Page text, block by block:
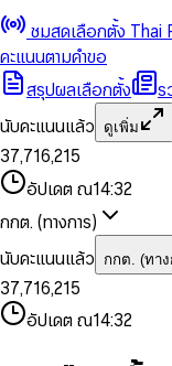
ชมสดเลือกตั้ง Thai
คะแนนตามคำขอ
สรุปผลเลือกตั้ง
ร
นับคะแนนแล้ว
ดูเพิ่ม
0
1
2
3
4
5
6
8
9
0
1
2
3
4
5
6
7
8
9
,
0
1
2
4
6
7
8
9
0
1
2
3
4
5
6
7
8
9
0
1
3
5
6
7
8
9
,
1
2
4
5
7
8
9
0
1
3
4
6
7
8
9
0
2
3
4
5
7
8
อัปเดต ณ14:32
กกต. (ทางการ)
นับคะแนนแล้ว
กกต. (ทาง
0
1
2
3
4
5
0
1
2
4
5
6
7
8
9
,
0
1
2
4
6
7
8
9
0
1
2
3
0
1
3
5
6
7
8
,
1
2
4
0
1
3
0
2
3
4
5
7
อัปเดต ณ14:32